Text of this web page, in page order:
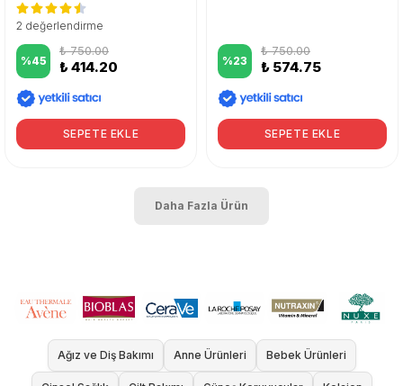
2 değerlendirme
%45
₺ 750.00
₺ 414.20
SEPETE EKLE
%23
₺ 750.00
₺ 574.75
SEPETE EKLE
Daha Fazla Ürün
Ağız ve Diş Bakımı Anne Ürünleri Bebek Ürünleri